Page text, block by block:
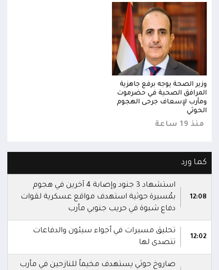
وزير الصحة يوجه برفع جاهزية
المرافق الصحية في حضرموت
ومأرب لإسعاف جرحى الهجوم
الحوثي
منذ 19 ساعة
كما ورد
12:08
استشهاد 3 جنود وإصابة 4 آخرين في هجوم
بمُسيرة حوثية استهدف مواقع عسكرية لقوات
دفاع شبوة في حريب جنوبي مأرب
12:02
تحليق مسيرات في أجواء سيئون والدفاعات
تتصدى لها
صاروخ حوثي يستهدف مخيماً للنازحين في مأرب